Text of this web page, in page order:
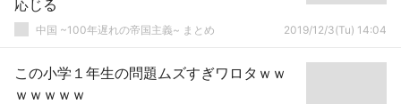
応じる
中国 ~100年遅れの帝国主義~ まとめ 2019/12/3(Tu) 14:04
この小学１年生の問題ムズすぎワロタｗｗ
ｗｗｗｗｗ